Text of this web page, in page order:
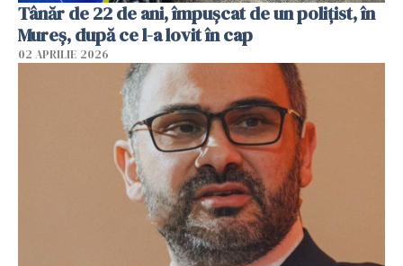
Tânăr de 22 de ani, împușcat de un polițist, în
Mureș, după ce l-a lovit în cap
02 APRILIE 2026